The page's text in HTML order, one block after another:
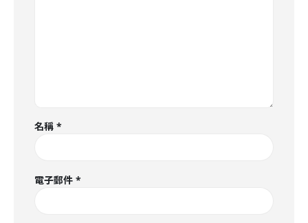
名稱 *
電子郵件 *